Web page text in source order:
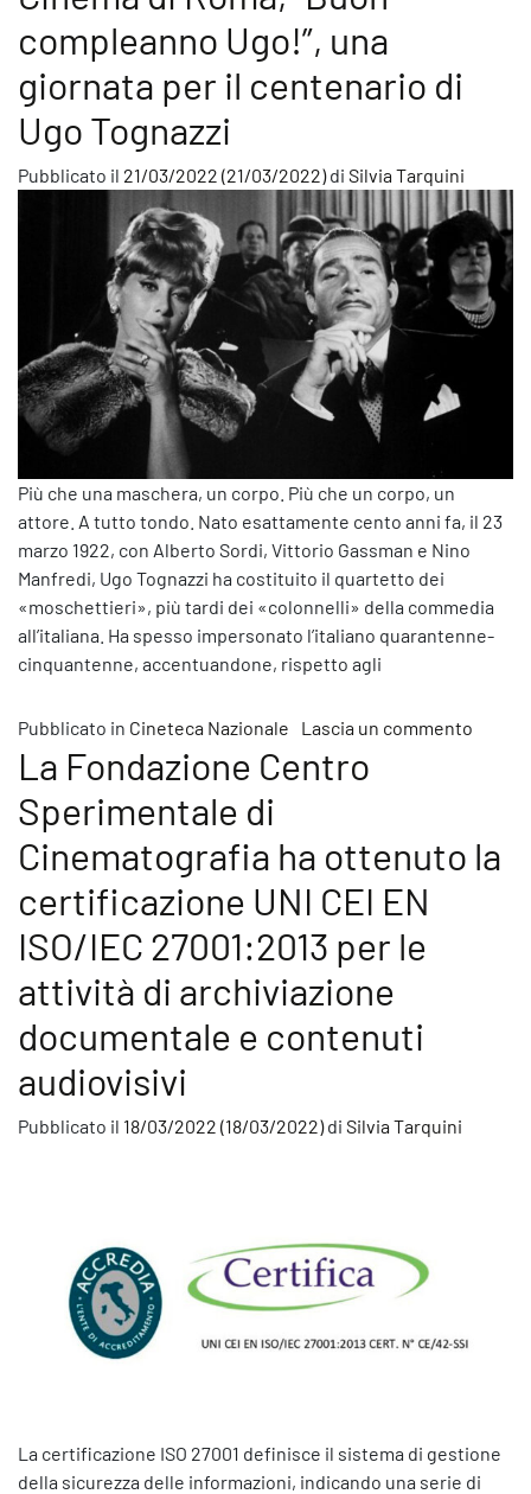
compleanno Ugo!”, una
giornata per il centenario di
Ugo Tognazzi
Pubblicato il 21/03/2022 (21/03/2022)di Silvia Tarquini
Più che una maschera, un corpo. Più che un corpo, un
attore. A tutto tondo. Nato esattamente cento anni fa, il 23
marzo 1922, con Alberto Sordi, Vittorio Gassman e Nino
Manfredi, Ugo Tognazzi ha costituito il quartetto dei
«moschettieri», più tardi dei «colonnelli» della commedia
all’italiana. Ha spesso impersonato l’italiano quarantenne-
cinquantenne, accentuandone, rispetto agli
Pubblicato in Cineteca Nazionale Lascia un commento
La Fondazione Centro
Sperimentale di
Cinematografia ha ottenuto la
certificazione UNI CEI EN
ISO/IEC 27001:2013 per le
attività di archiviazione
documentale e contenuti
audiovisivi
Pubblicato il 18/03/2022 (18/03/2022)di Silvia Tarquini
La certificazione ISO 27001 definisce il sistema di gestione
della sicurezza delle informazioni, indicando una serie di